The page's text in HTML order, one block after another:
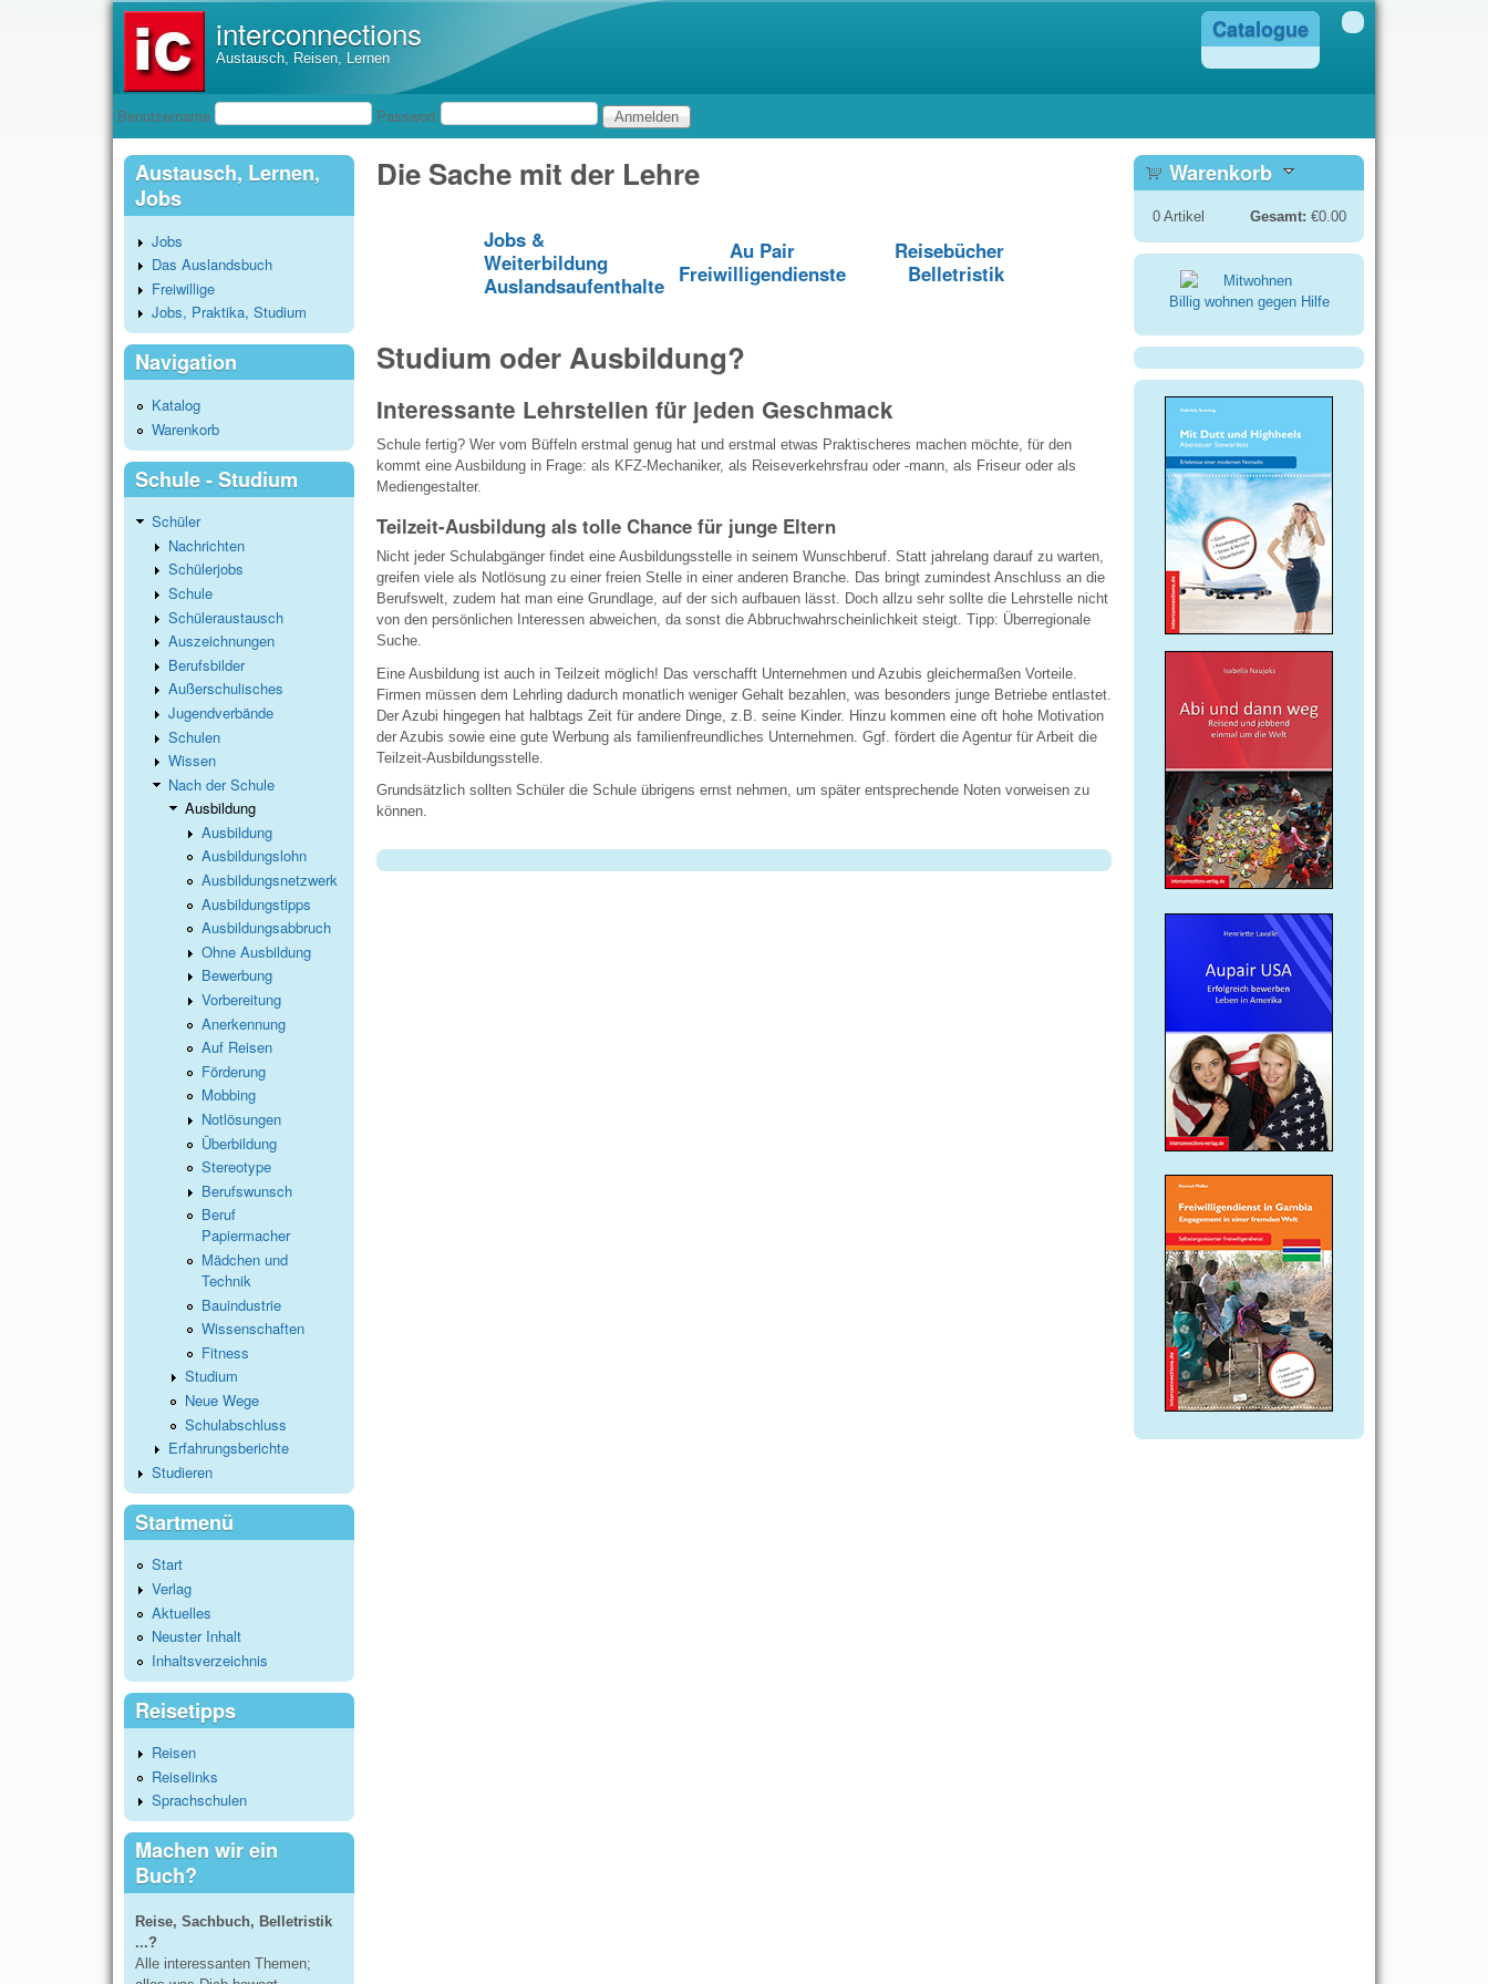
interconnections
Austausch, Reisen, Lernen
Catalogue
Benutzeranmeldung
Benutzername Passwort
Die Sache mit der Lehre
Jobs &
Weiterbildung
Auslandsaufenthalte
Au Pair
Freiwilligendienste
Reisebücher
Belletristik
Studium oder Ausbildung?
Interessante Lehrstellen für jeden Geschmack
Schule fertig? Wer vom Büffeln erstmal genug hat und erstmal etwas Praktischeres machen möchte, für den
kommt eine Ausbildung in Frage: als KFZ-Mechaniker, als Reiseverkehrsfrau oder -mann, als Friseur oder als
Mediengestalter.
Teilzeit-Ausbildung als tolle Chance für junge Eltern
Nicht jeder Schulabgänger findet eine Ausbildungsstelle in seinem Wunschberuf. Statt jahrelang darauf zu warten,
greifen viele als Notlösung zu einer freien Stelle in einer anderen Branche. Das bringt zumindest Anschluss an die
Berufswelt, zudem hat man eine Grundlage, auf der sich aufbauen lässt. Doch allzu sehr sollte die Lehrstelle nicht
von den persönlichen Interessen abweichen, da sonst die Abbruchwahrscheinlichkeit steigt. Tipp: Überregionale
Suche.
Eine Ausbildung ist auch in Teilzeit möglich! Das verschafft Unternehmen und Azubis gleichermaßen Vorteile.
Firmen müssen dem Lehrling dadurch monatlich weniger Gehalt bezahlen, was besonders junge Betriebe entlastet.
Der Azubi hingegen hat halbtags Zeit für andere Dinge, z.B. seine Kinder. Hinzu kommen eine oft hohe Motivation
der Azubis sowie eine gute Werbung als familienfreundliches Unternehmen. Ggf. fördert die Agentur für Arbeit die
Teilzeit-Ausbildungsstelle.
Grundsätzlich sollten Schüler die Schule übrigens ernst nehmen, um später entsprechende Noten vorweisen zu
können.
Austausch, Lernen,
Jobs
Jobs
Das Auslandsbuch
Freiwillige
Jobs, Praktika, Studium
Navigation
Katalog
Warenkorb
Schule - Studium
Schüler
Nachrichten
Schülerjobs
Schule
Schüleraustausch
Auszeichnungen
Berufsbilder
Außerschulisches
Jugendverbände
Schulen
Wissen
Nach der Schule
Ausbildung
Ausbildung
Ausbildungslohn
Ausbildungsnetzwerk
Ausbildungstipps
Ausbildungsabbruch
Ohne Ausbildung
Bewerbung
Vorbereitung
Anerkennung
Auf Reisen
Förderung
Mobbing
Notlösungen
Überbildung
Stereotype
Berufswunsch
Beruf
Papiermacher
Mädchen und
Technik
Bauindustrie
Wissenschaften
Fitness
Studium
Neue Wege
Schulabschluss
Erfahrungsberichte
Studieren
Startmenü
Start
Verlag
Aktuelles
Neuster Inhalt
Inhaltsverzeichnis
Reisetipps
Reisen
Reiselinks
Sprachschulen
Machen wir ein
Buch?
Reise, Sachbuch, Belletristik
...?
Alle interessanten Themen;
Warenkorb
0Artikel Gesamt: €0.00
Billig wohnen gegen Hilfe